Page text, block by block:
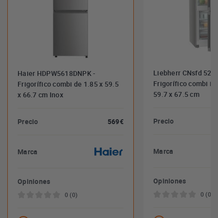
Haier HDPW5618DNPK -
Frigorífico combi de 1.85 x 59.5
x 66.7 cm Inox
Precio 569€
Marca
Opiniones
0 (0)
Liebherr CNsfd
Frigorífico combi
59.7 x 67.5 cm
Precio
Marca
Opiniones
0 (0)